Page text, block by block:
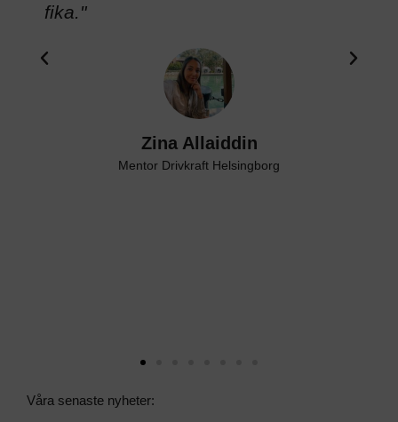
fika."
Zina Allaiddin
Mentor Drivkraft Helsingborg
Våra senaste nyheter: